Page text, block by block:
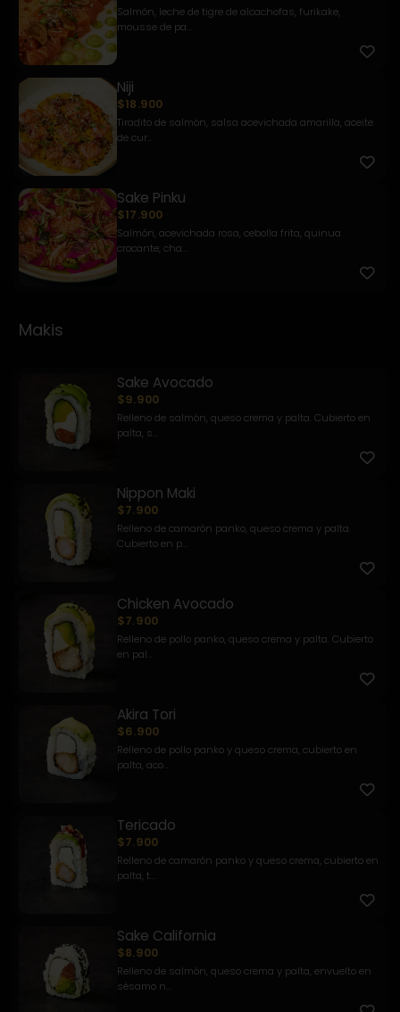
Salmón, leche de tigre de alcachofas, furikake,
mousse de pa...
Niji
$18.900
Tiradito de salmón, salsa acevichada amarilla, aceite
de cur...
Sake Pinku
$17.900
Salmón, acevichada rosa, cebolla frita, quinua
crocante, cha...
Makis
Sake Avocado
$9.900
Relleno de salmón, queso crema y palta. Cubierto en
palta, s...
Nippon Maki
$7.900
Relleno de camarón panko, queso crema y palta.
Cubierto en p...
Chicken Avocado
$7.900
Relleno de pollo panko, queso crema y palta. Cubierto
en pal...
Akira Tori
$6.900
Relleno de pollo panko y queso crema, cubierto en
palta, aco...
Tericado
$7.900
Relleno de camarón panko y queso crema, cubierto en
palta, t...
Sake California
$8.900
Relleno de salmón, queso crema y palta, envuelto en
sésamo n...